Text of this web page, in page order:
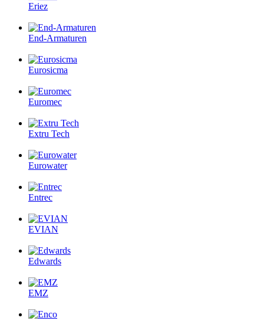
Eriez
End-Armaturen
Eurosicma
Euromec
Extru Tech
Eurowater
Entrec
EVIAN
Edwards
EMZ